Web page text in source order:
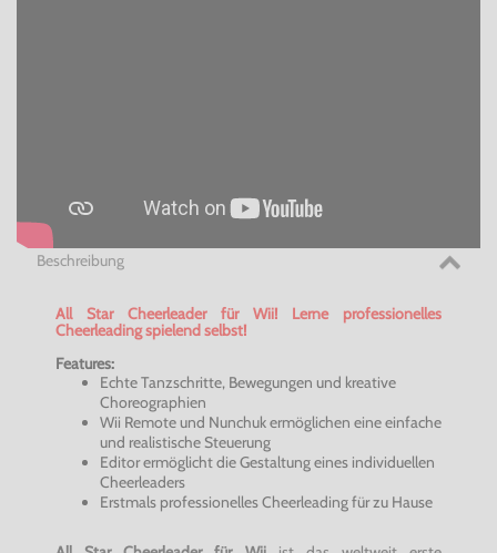
Beschreibung
All Star Cheerleader für Wii! Lerne professionelles
Cheerleadingspielend selbst!
Features:
Echte Tanzschritte, Bewegungen und kreative
Choreographien
Wii Remote und Nunchukermöglichen eine einfache
und realistische Steuerung
Editor ermöglicht die Gestaltung eines individuellen
Cheerleaders
Erstmals professionellesCheerleadingfür zu Hause